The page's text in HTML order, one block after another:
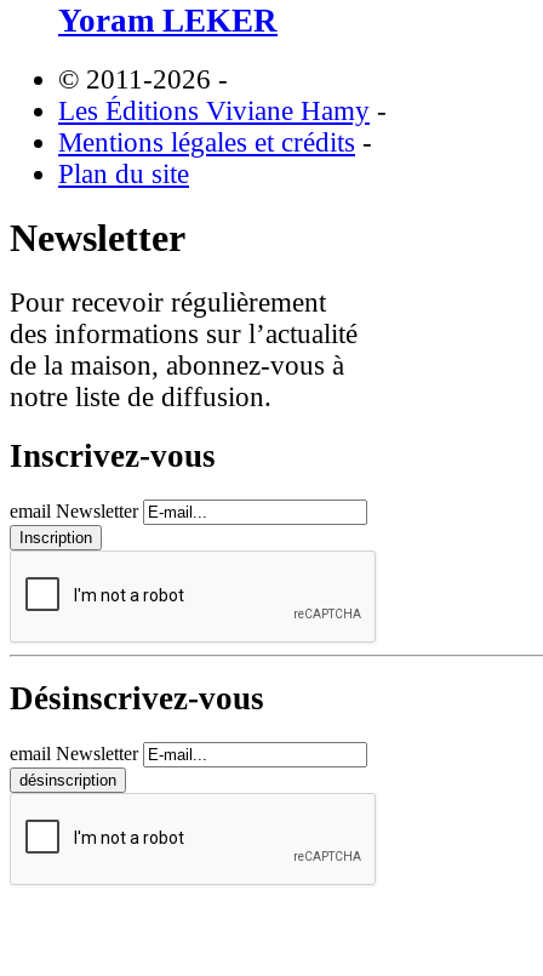
Yoram LEKER
© 2011-2026 -
Les Éditions Viviane Hamy -
Mentions légales et crédits -
Plan du site
Newsletter
Pour recevoir régulièrement
des informations sur l’actualité
de la maison, abonnez-vous à
notre liste de diffusion.
Inscrivez-vous
email Newsletter
Désinscrivez-vous
email Newsletter